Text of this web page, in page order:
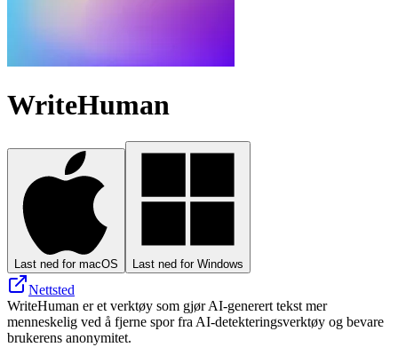
WriteHuman
Last ned for macOS Last ned for Windows
Nettsted
WriteHuman er et verktøy som gjør AI-generert tekst mer
menneskelig ved å fjerne spor fra AI-detekteringsverktøy og bevare
brukerens anonymitet.